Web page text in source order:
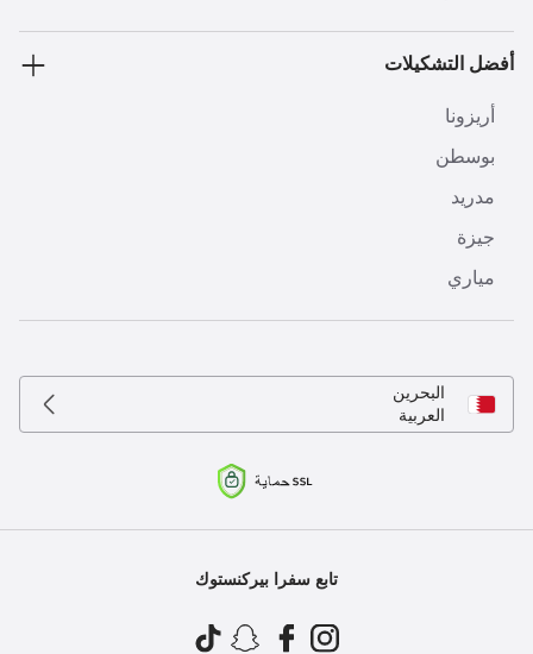
أفضل التشكيلات
أريزونا
بوسطن
مدريد
جيزة
مياري
البحرين
العربية
تابع سفرا بيركنستوك